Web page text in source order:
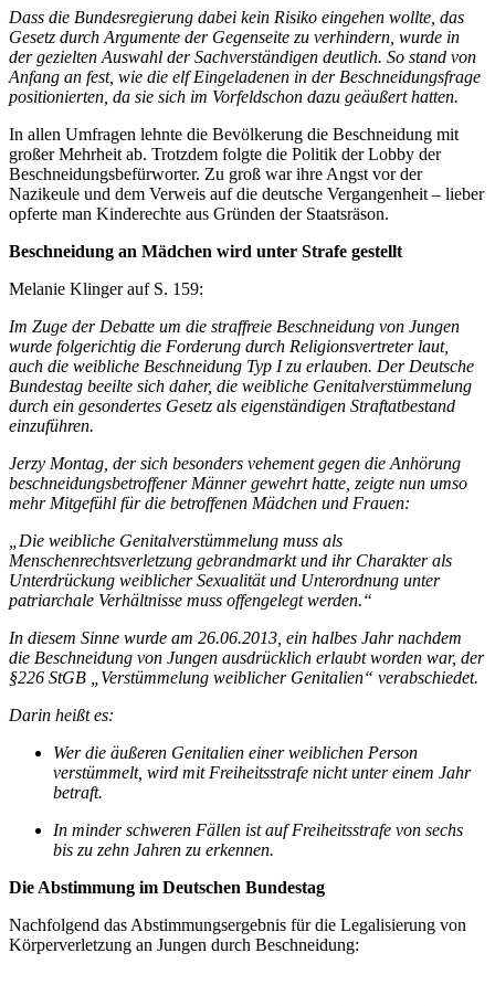
Dass die Bundesregierung dabei kein Risiko eingehen wollte, das
Gesetz durch Argumente der Gegenseite zu verhindern, wurde in
der gezielten Auswahl der Sachverständigen deutlich. So stand von
Anfang an fest, wie die elf Eingeladenen in der Beschneidungsfrage
positionierten, da sie sich im Vorfeldschon dazu geäußert hatten.
In allen Umfragen lehnte die Bevölkerung die Beschneidung mit
großer Mehrheit ab. Trotzdem folgte die Politik der Lobby der
Beschneidungsbefürworter. Zu groß war ihre Angst vor der
Nazikeule und dem Verweis auf die deutsche Vergangenheit – lieber
opferte man Kinderechte aus Gründen der Staatsräson.
Beschneidung an Mädchen wird unter Strafe gestellt
Melanie Klinger auf S. 159:
Im Zuge der Debatte um die straffreie Beschneidung von Jungen
wurde folgerichtig die Forderung durch Religionsvertreter laut,
auch die weibliche Beschneidung Typ I zu erlauben. Der Deutsche
Bundestag beeilte sich daher, die weibliche Genitalverstümmelung
durch ein gesondertes Gesetz als eigenständigen Straftatbestand
einzuführen.
Jerzy Montag, der sich besonders vehement gegen die Anhörung
beschneidungsbetroffener Männer gewehrt hatte, zeigte nun umso
mehr Mitgefühl für die betroffenen Mädchen und Frauen:
„Die weibliche Genitalverstümmelung muss als
Menschenrechtsverletzung gebrandmarkt und ihr Charakter als
Unterdrückung weiblicher Sexualität und Unterordnung unter
patriarchale Verhältnisse muss offengelegt werden.“
In diesem Sinne wurde am 26.06.2013, ein halbes Jahr nachdem
die Beschneidung von Jungen ausdrücklich erlaubt worden war, der
§226 StGB „Verstümmelung weiblicher Genitalien“ verabschiedet.
Darin heißt es:
Wer die äußeren Genitalien einer weiblichen Person
verstümmelt, wird mit Freiheitsstrafe nicht unter einem Jahr
betraft.
In minder schweren Fällen ist auf Freiheitsstrafe von sechs
bis zu zehn Jahren zu erkennen.
Die Abstimmung im Deutschen Bundestag
Nachfolgend das Abstimmungsergebnis für die Legalisierung von
Körperverletzung an Jungen durch Beschneidung: